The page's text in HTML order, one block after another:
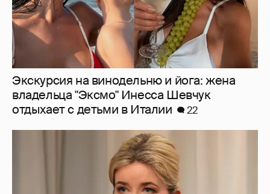
44-летняя Татьяна Арно рассказала, как
изменилась её жизнь после рождения